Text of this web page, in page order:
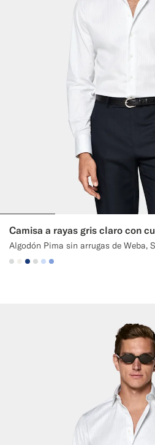
Camisa a rayas gris claro con
Algodón Pima sin arrugas de Weba,
#D9DADA
#F1EFE8
#1C3D7A
#D9DADA
#CCDCF9
#82A1DC